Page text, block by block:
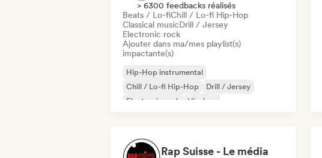
> 6300 feedbacks réalisés
Beats / Lo-fiChill / Lo-fi Hip-Hop
Classical musicDrill / Jersey
Electronic rock
Ajouter dans ma/mes playlist(s)
impactante(s)
Hip-Hop instrumental
Chill / Lo-fi Hip-Hop
Drill / Jersey
Electronic rock
Hip-hop
Rap Suisse - Le média